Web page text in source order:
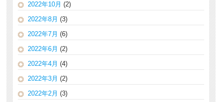
2022年10月 (2)
2022年8月 (3)
2022年7月 (6)
2022年6月 (2)
2022年4月 (4)
2022年3月 (2)
2022年2月 (3)